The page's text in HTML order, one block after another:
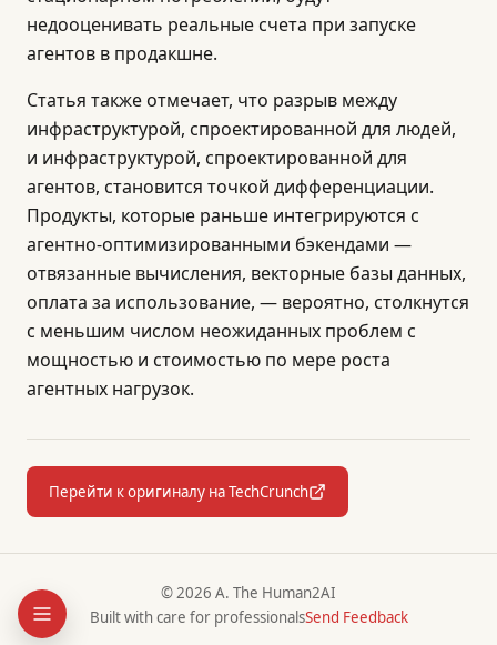
недооценивать реальные счета при запуске
агентов в продакшне.
Статья также отмечает, что разрыв между
инфраструктурой, спроектированной для людей,
и инфраструктурой, спроектированной для
агентов, становится точкой дифференциации.
Продукты, которые раньше интегрируются с
агентно-оптимизированными бэкендами —
отвязанные вычисления, векторные базы данных,
оплата за использование, — вероятно, столкнутся
с меньшим числом неожиданных проблем с
мощностью и стоимостью по мере роста
агентных нагрузок.
Перейти к оригиналу на TechCrunch
© 2026 A. The Human2AI
Built with care for professionalsSend Feedback